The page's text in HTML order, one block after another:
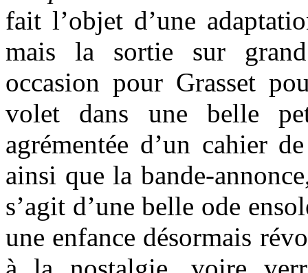
fait l’objet d’une
mais la sortie sur
occasion pour Grasset
volet dans une belle
agrémentée d’un cahier
ainsi que la bande-
s’agit d’une belle ode
une enfance désormais